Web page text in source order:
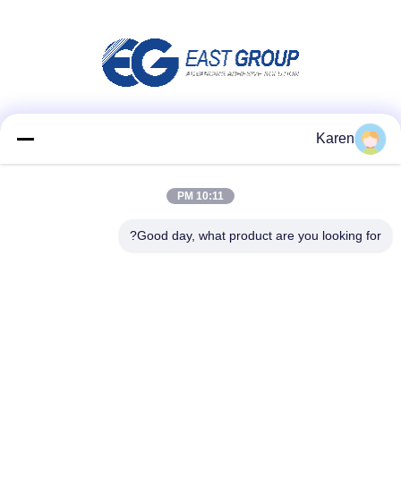
Karen
10:11 PM
Good day, what product are you looking for?